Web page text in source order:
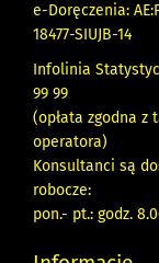
e-Doręczenia:
18477-SIUJB-14
Infolinia
99 99
(opłata zgodna z
operatora)
Konsultanci są
robocze:
pon.- pt.: godz.